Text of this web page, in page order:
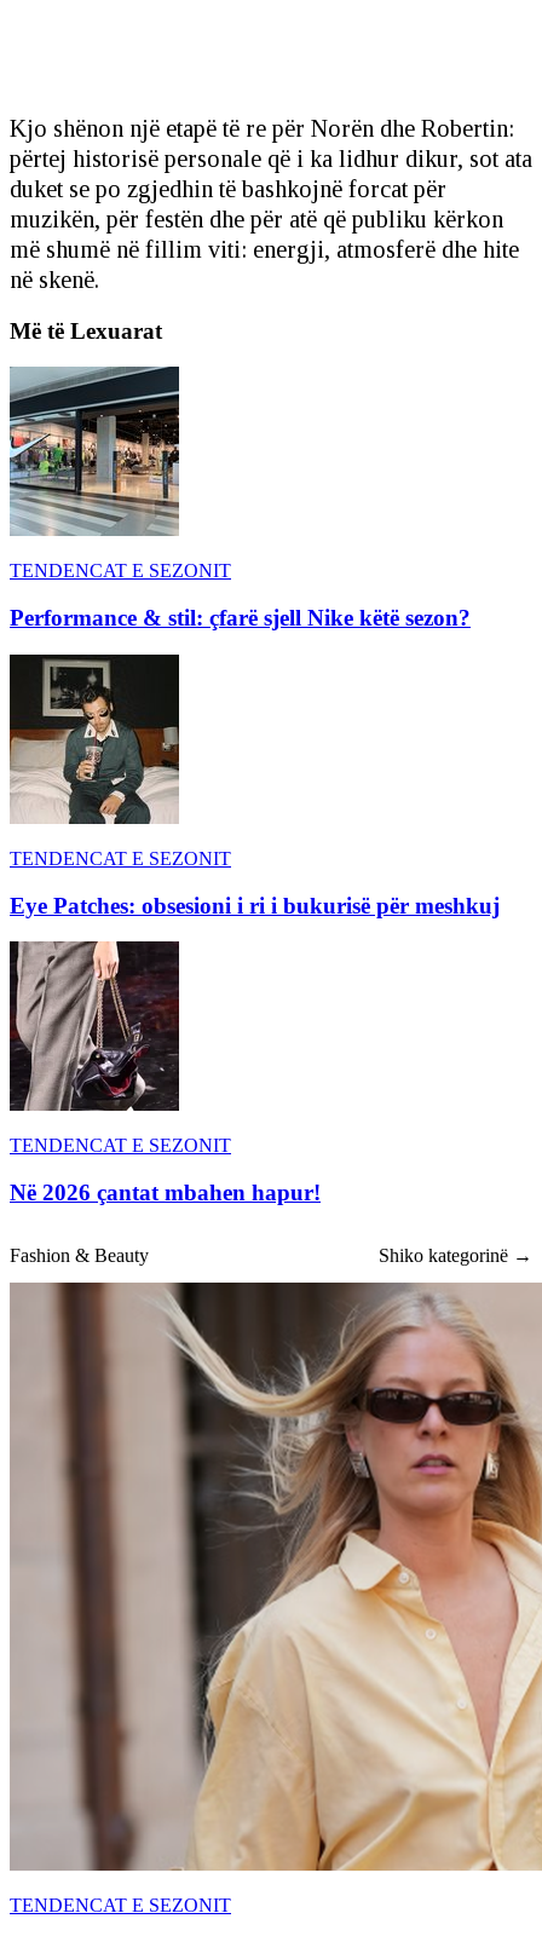
Kjo shënon një etapë të re për Norën dhe Robertin:
përtej historisë personale që i ka lidhur dikur, sot ata
duket se po zgjedhin të bashkojnë forcat për
muzikën, për festën dhe për atë që publiku kërkon
më shumë në fillim viti: energji, atmosferë dhe hite
në skenë.
Më të Lexuarat
TENDENCAT E SEZONIT
Performance & stil: çfarë sjell Nike këtë sezon?
TENDENCAT E SEZONIT
Eye Patches: obsesioni i ri i bukurisë për meshkuj
TENDENCAT E SEZONIT
Në 2026 çantat mbahen hapur!
Fashion & Beauty Shiko kategorinë →
TENDENCAT E SEZONIT